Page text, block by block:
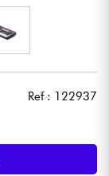
Ref : 122937